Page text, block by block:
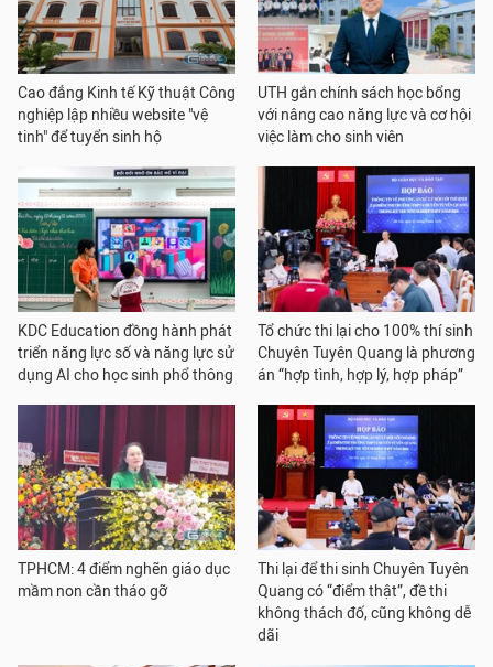
Cao đẳng Kinh tế Kỹ thuật Công
nghiệp lập nhiều website "vệ
tinh" để tuyển sinh hộ
UTH gắn chính sách học bổng
với nâng cao năng lực và cơ hội
việc làm cho sinh viên
KDC Education đồng hành phát
triển năng lực số và năng lực sử
dụng AI cho học sinh phổ thông
Tổ chức thi lại cho 100% thí sinh
Chuyên Tuyên Quang là phương
án “hợp tình, hợp lý, hợp pháp”
TPHCM: 4 điểm nghẽn giáo dục
mầm non cần tháo gỡ
Thi lại để thi sinh Chuyên Tuyên
Quang có “điểm thật”, đề thi
không thách đố, cũng không dễ
dãi